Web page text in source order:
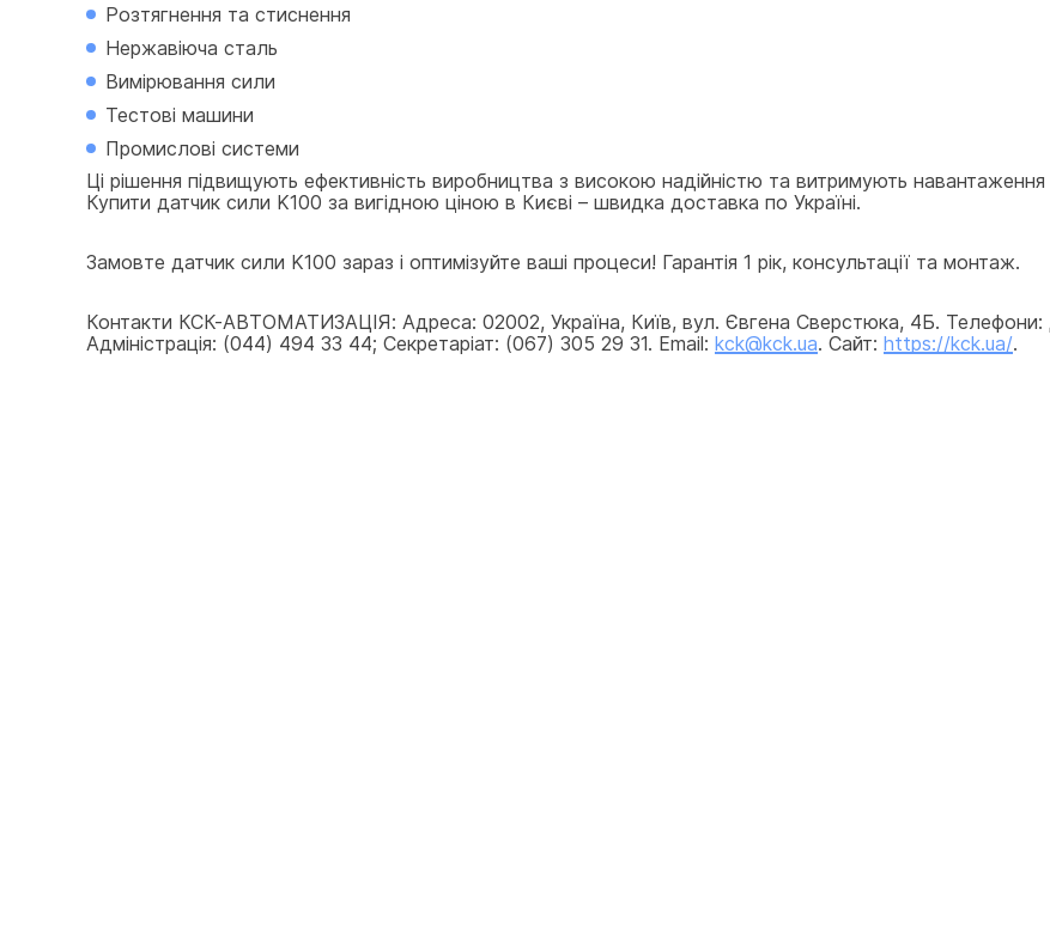
Розтягнення та стиснення
Нержавіюча сталь
Вимірювання сили
Тестові машини
Промислові системи
Ці рішення підвищують ефективність виробництва з високою надійністю та витримують
Купити датчик сили K100 за вигідною ціною в Києві – швидка доставка по Україні.
Замовте датчик сили K100 зараз і оптимізуйте ваші процеси! Гарантія 1 рік, консультації та монтаж.
Контакти КСК-АВТОМАТИЗАЦІЯ: Адреса: 02002, Україна, Київ, вул. Євгена Сверстюка, 4Б.
Адміністрація: (044) 494 33 44; Секретаріат: (067) 305 29 31. Email: kck@kck.ua. Сайт: https://kck.ua/.